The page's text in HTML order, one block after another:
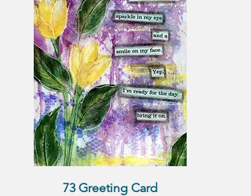
73 Greeting Card